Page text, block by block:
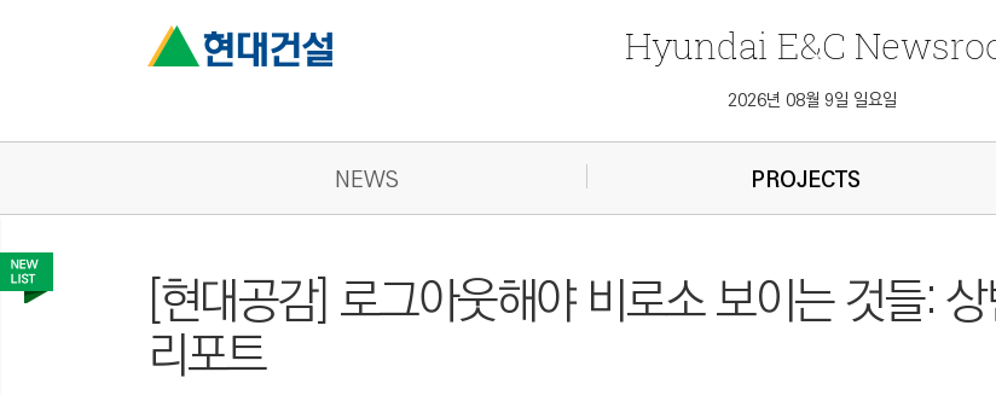
Hyundai E&C
2026년 08월 9일 일요일
NEWS PROJECTS
[현대공감] 로그아웃해야 비로소 보이는 것들:
리포트